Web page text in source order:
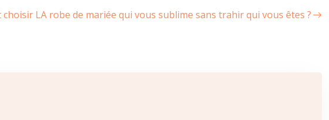
choisir LA robe de mariée qui vous sublime sans trahir qui vous êtes ?